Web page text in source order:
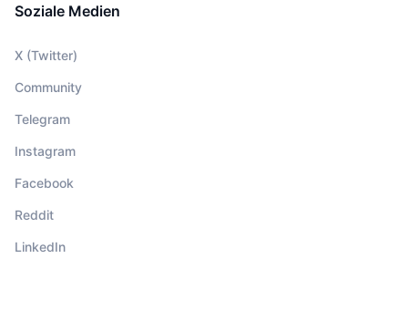
Soziale Medien
X (Twitter)
Community
Telegram
Instagram
Facebook
Reddit
LinkedIn